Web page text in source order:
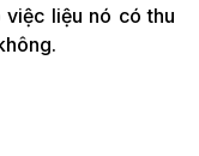
liệu nó có thu